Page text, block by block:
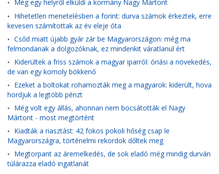
• Még egy helyről elküldi a kormány Nagy Mártont
• Hihetetlen menetelésben a forint: durva számok érkeztek, erre
kevesen számítottak az év eleje óta
• Csőd miatt újabb gyár zár be Magyarországon: még ma
felmondanak a dolgozóknak, ez mindenkit váratlanul ért
• Kiderültek a friss számok a magyar iparról: óriási a növekedés,
de van egy komoly bökkenő
• Ezeket a boltokat rohamozták meg a magyarok: kiderült, hova
hordjuk a legtöbb pénzt
• Még volt egy állás, ahonnan nem bocsátották el Nagy
Mártont - most megtörtént
• Kiadták a riasztást: 42 fokos pokoli hőség csap le
Magyarországra, történelmi rekordok dőltek meg
• Megtorpant az áremelkedés, de sok eladó még mindig durván
túlárazza eladó ingatlanát